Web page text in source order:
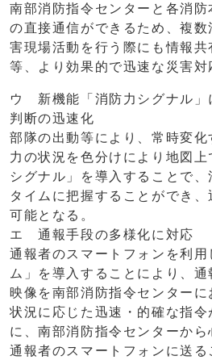
南部消防指令センターと各消
の直接通信ができるため、複数
害現場活動を行う際にも情報共
等、より効果的で迅速な災害対
ウ 新機能「消防力シグナル」
判断の迅速化
部隊の出動等により、常時変
力の状況を色分けにより地図
シグナル」を導入することで
タイムに把握することができ
可能となる。
エ 通報手段の多様化に対応
通報者のスマートフォンを利
ム」を導入することにより、
映像を南部消防指令センター
状況に応じた迅速・的確な指令
に、南部消防指令センターか
通報者のスマートフォンに送